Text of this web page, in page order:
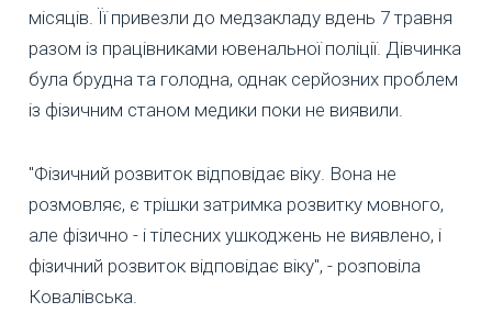
місяців. Її привезли до медзакладу вдень 7 травня
разом із працівниками ювенальної поліції. Дівчинка
була брудна та голодна, однак серйозних проблем
із фізичним станом медики поки не виявили.
"Фізичний розвиток відповідає віку. Вона не
розмовляє, є трішки затримка розвитку мовного,
але фізично - і тілесних ушкоджень не виявлено, і
фізичний розвиток відповідає віку", - розповіла
Ковалівська.